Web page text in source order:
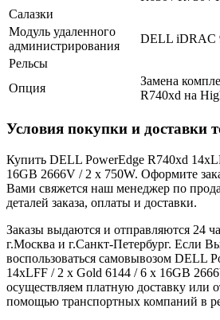
Салазки
Модуль удаленного
администрирования
DELL iDRAC
Рельсы
Опция
Замена
R740xd на
Условия покупки и доставки
Купить DELL PowerEdge R740xd
16GB 2666V / 2 x 750W. Оформите
Вами свяжется наш менеджер по
деталей заказа, оплаты и доставки.
Заказы выдаются и отправляются 24
г.Москва и г.Санкт-Петербург. Если
воспользоваться самовывозом DELL
14xLFF / 2 x Gold 6144 / 6 x 16GB
осуществляем платную доставку или
помощью транспортных компаний в